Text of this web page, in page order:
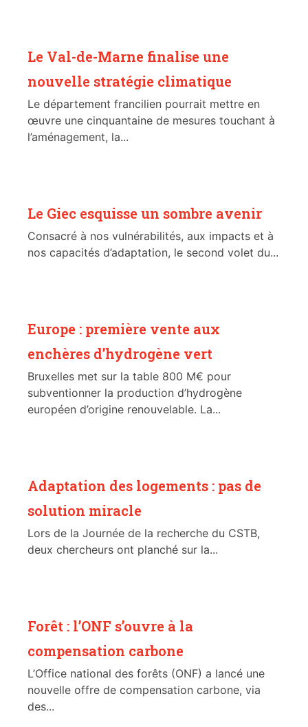
Le Val-de-Marne finalise une
nouvelle stratégie climatique
Le département francilien pourrait mettre en
œuvre une cinquantaine de mesures touchant à
l’aménagement, la...
Le Giec esquisse un sombre avenir
Consacré à nos vulnérabilités, aux impacts et à
nos capacités d’adaptation, le second volet du...
Europe : première vente aux
enchères d’hydrogène vert
Bruxelles met sur la table 800 M€ pour
subventionner la production d’hydrogène
européen d’origine renouvelable. La...
Adaptation des logements : pas de
solution miracle
Lors de la Journée de la recherche du CSTB,
deux chercheurs ont planché sur la...
Forêt : l’ONF s’ouvre à la
compensation carbone
L’Office national des forêts (ONF) a lancé une
nouvelle offre de compensation carbone, via
des...